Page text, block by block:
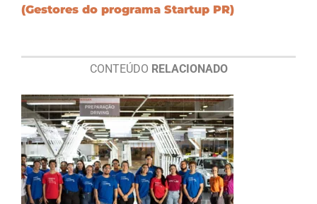
(Gestores do programa Startup PR)
CONTEÚDO RELACIONADO